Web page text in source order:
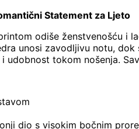
Statement za Ljeto
odiše ženstvenošću i
unosi zavodljivu notu,
udobnost tokom nošenja.
dio s visokim bočnim